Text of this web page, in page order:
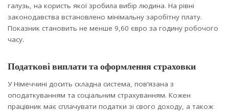
галузь, на користь якої зробила вибір людина. На рівні
законодавства встановлено мінімальну заробітну плату.
Показник становить не менше 9,60 євро за годину робочого
часу.
Податкові виплати та оформлення страховки
У Німеччині досить складна система, пов’язана з
оподаткуванням та соціальним страхуванням. Кожен
працівник має сплачувати податки зі свого доходу, а також